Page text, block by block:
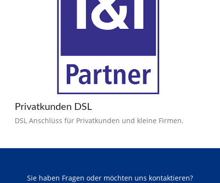
Privatkunden DSL
DSL Anschlüss für Privatkunden und kleine Firmen.
Sie haben Fragen oder möchten uns kontaktieren?